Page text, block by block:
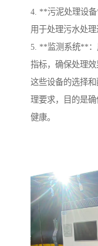
4. **污泥处理设备
用于处理污水处理
5. **监测系统**：
指标，确保处理效
这些设备的选择
理要求，目的是
健康。